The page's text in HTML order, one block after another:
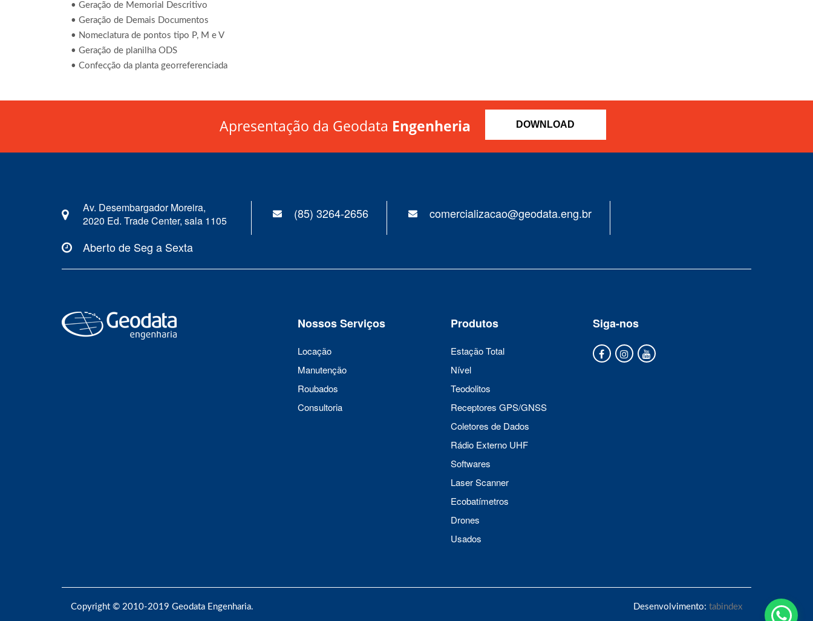
• Geração de Memorial Descritivo
• Geração de Demais Documentos
• Nomeclatura de pontos tipo P, M e V
• Geração de planilha ODS
• Confecção da planta georreferenciada
Apresentação da Geodata Engenheria DOWNLOAD
Av. Desembargador Moreira,
2020 Ed. Trade Center, sala 1105
(85) 3264-2656 comercializacao@geodata.eng.br
Aberto de Seg a Sexta
Nossos Serviços
Locação
Manutenção
Roubados
Consultoria
Produtos
Estação Total
Nível
Teodolitos
Receptores GPS/GNSS
Coletores de Dados
Rádio Externo UHF
Softwares
Laser Scanner
Ecobatímetros
Drones
Usados
Siga-nos
Copyright © 2010-2019 Geodata Engenharia. Desenvolvimento: tabindex